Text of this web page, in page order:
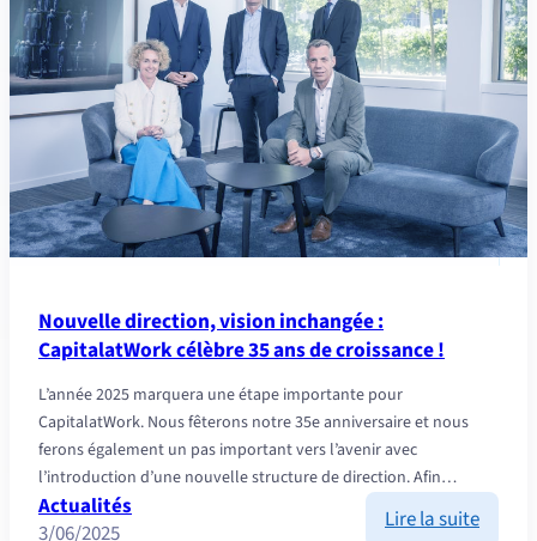
partir
du
1er
janvier
2026
Nouvelle direction, vision inchangée :
CapitalatWork célèbre 35 ans de croissance !
L’année 2025 marquera une étape importante pour
CapitalatWork. Nous fêterons notre 35e anniversaire et nous
ferons également un pas important vers l’avenir avec
l’introduction d’une nouvelle structure de direction. Afin…
Actualités
3/06/2025
Lire la suite: